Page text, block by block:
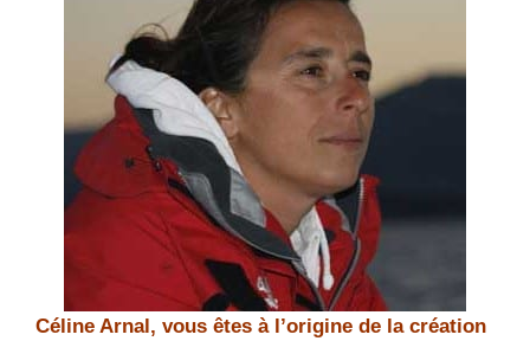
Céline Arnal, vous êtes à l’origine de la création